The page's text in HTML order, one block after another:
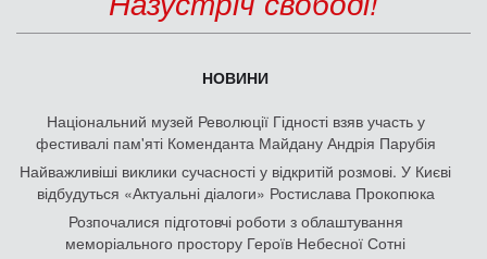
НОВИНИ
Національний музей Революції Гідності взяв участь у
фестивалі пам'яті Коменданта Майдану Андрія Парубія
Найважливіші виклики сучасності у відкритій розмові. У Києві
відбудуться «Актуальні діалоги» Ростислава Прокопюка
Розпочалися підготовчі роботи з облаштування
меморіального простору Героїв Небесної Сотні